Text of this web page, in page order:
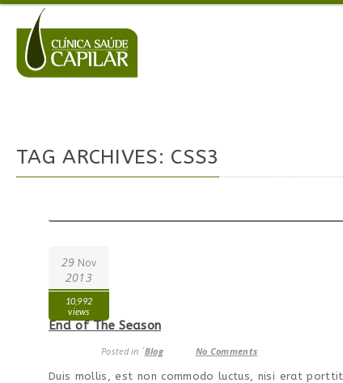
TAG ARCHIVES: CSS3
29 Nov
2013
10,992
views
End of The Season
Posted in ´Blog No Comments
Duis mollis, est non commodo luctus, nisi erat